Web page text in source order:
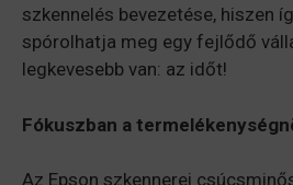
szkennelés bevezetése, hiszen
spórolhatja meg egy fejlődő
legkevesebb van: az időt!
Fókuszban a
Az Epson szkennerei